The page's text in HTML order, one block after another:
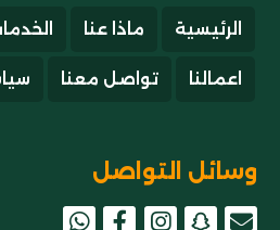
الرئيسية ماذا عنا
اعمالنا تواصل معنا
وسائل التواصل
snapchat